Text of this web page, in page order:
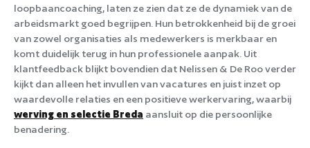
loopbaancoaching, laten ze zien dat ze de dynamiek van de
arbeidsmarkt goed begrijpen. Hun betrokkenheid bij de groei
van zowel organisaties als medewerkers is merkbaar en
komt duidelijk terug in hun professionele aanpak. Uit
klantfeedback blijkt bovendien dat Nelissen & De Roo verder
kijkt dan alleen het invullen van vacatures en juist inzet op
waardevolle relaties en een positieve werkervaring, waarbij
werving en selectie Breda aansluit op die persoonlijke
benadering.